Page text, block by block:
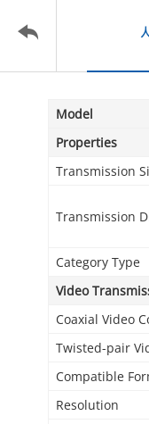
Model
Properties
Transmission
Transmission
Category Type
Video
Coaxial Video
Twisted-pair
Compatible
Resolution